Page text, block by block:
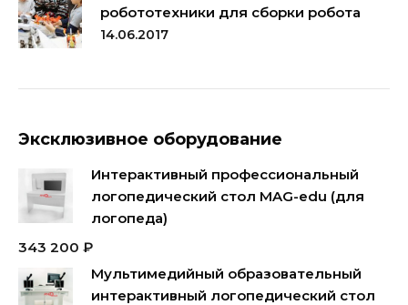
робототехники для сборки робота
14.06.2017
Эксклюзивное оборудование
Интерактивный профессиональный
логопедический стол MAG-edu (для
логопеда)
343 200 ₽
Мультимедийный образовательный
интерактивный логопедический стол